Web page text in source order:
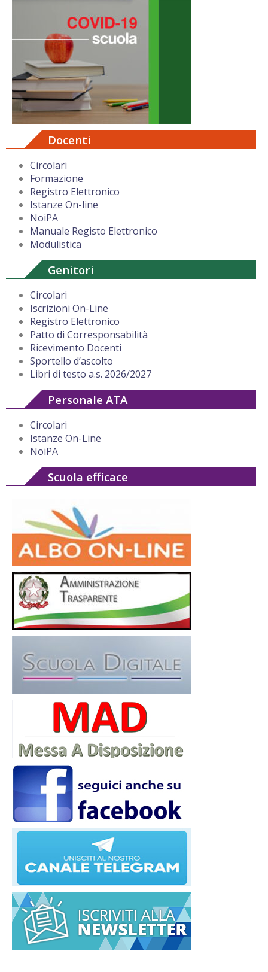
Docenti
Circolari
Formazione
Registro Elettronico
Istanze On-line
NoiPA
Manuale Registo Elettronico
Modulistica
Genitori
Circolari
Iscrizioni On-Line
Registro Elettronico
Patto di Corresponsabilità
Ricevimento Docenti
Sportello d’ascolto
Libri di testo a.s. 2026/2027
Personale ATA
Circolari
Istanze On-Line
NoiPA
Scuola efficace